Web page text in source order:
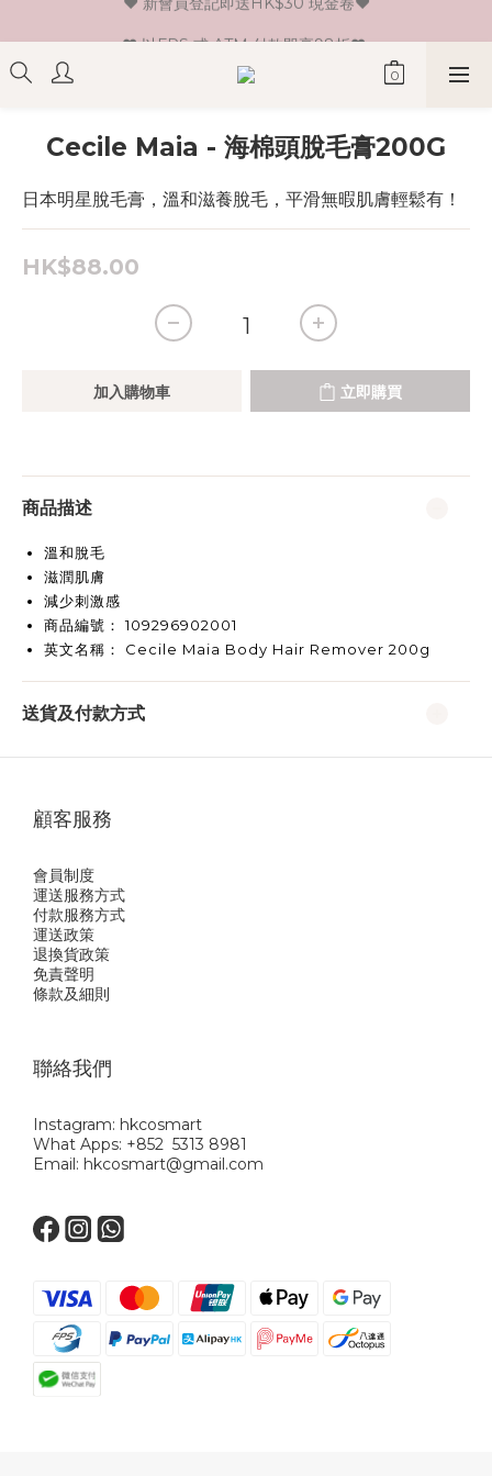
♥ 以FPS 或 ATM 付款即享98折♥
♥ 單一消費折實價滿$399或以上即免運費♥
Cecile Maia - 海棉頭脫毛膏200G
日本明星脫毛膏，溫和滋養脫毛，平滑無暇肌膚輕鬆有！
HK$88.00
加入購物車 立即購買
商品描述
溫和脫毛
滋潤肌膚
減少刺激感
商品編號： 109296902001
英文名稱： Cecile Maia Body Hair Remover 200g
送貨及付款方式
顧客服務
會員制度
運送服務方式
付款服務方式
運送政策
退換貨政策
免責聲明
條款及細則
聯絡我們
Instagram: hkcosmart
What Apps: +852 5313 8981
Email: hkcosmart@gmail.com